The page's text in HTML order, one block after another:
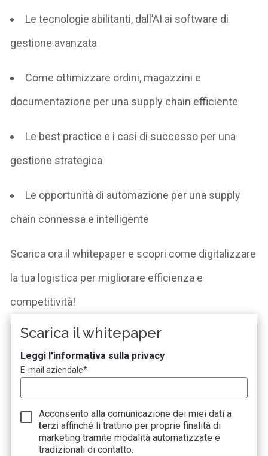
Le tecnologie abilitanti, dall’AI ai software di
gestione avanzata
Come ottimizzare ordini, magazzini e
documentazione per una supply chain efficiente
Le best practice e i casi di successo per una
gestione strategica
Le opportunità di automazione per una supply
chain connessa e intelligente
Scarica ora ilwhitepaper e scopri come digitalizzare
la tua logistica per migliorare efficienza e
competitività!
Scarica il whitepaper
Leggi l'informativa sulla privacy
E-mail aziendale*
Acconsento alla comunicazione dei miei dati a
terzi affinché li trattino per proprie finalità di
marketing tramite modalità automatizzate e
tradizionali di contatto.